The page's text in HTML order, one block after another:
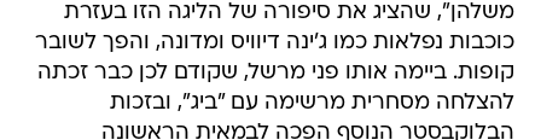
משלהן", שהציג את סיפורה של הליגה הזו בעזרת
כוכבות נפלאות כמו ג'ינה דיוויס ומדונה, והפך לשובר
קופות. ביימה אותו פני מרשל, שקודם לכן כבר זכתה
להצלחה מסחרית מרשימה עם "ביג", ובזכות
הבלוקבסטר הנוסף הפכה לבמאית הראשונה